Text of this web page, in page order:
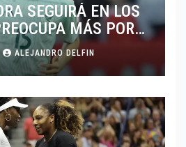
SEGUIRÁ EN LOS
MÁS POR
ALEJANDRO DELFIN